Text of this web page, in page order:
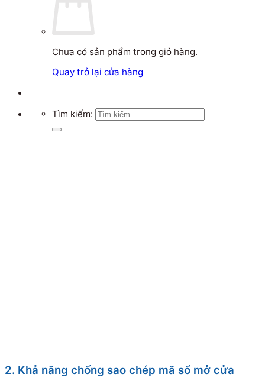
Chưa có sản phẩm trong giỏ hàng.
Quay trở lại cửa hàng
Tìm kiếm:
2. Khả năng chống sao chép mã sổ mở cửa